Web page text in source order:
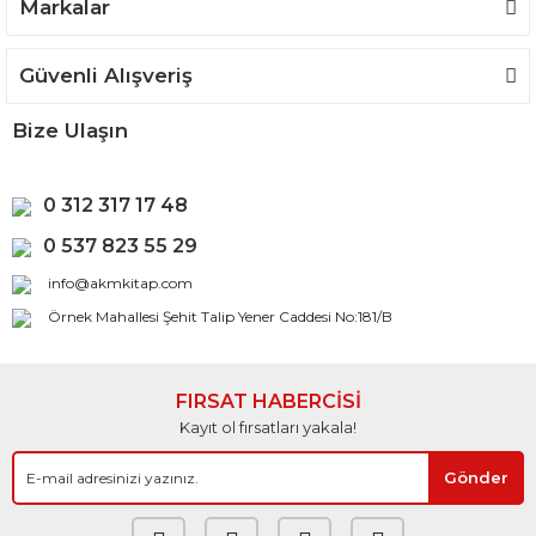
Markalar
Güvenli Alışveriş
Bize Ulaşın
0 312 317 17 48
0 537 823 55 29
info@akmkitap.com
Örnek Mahallesi Şehit Talip Yener Caddesi No:181/B
FIRSAT HABERCİSİ
Kayıt ol fırsatları yakala!
Gönder